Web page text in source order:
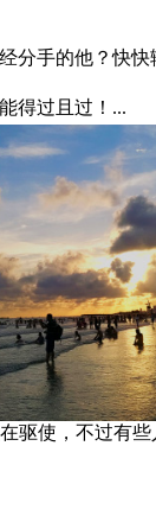
分手的他？快
得过且过！...
使，不过有